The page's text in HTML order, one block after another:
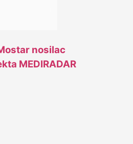
nosilac
MEDIRADAR